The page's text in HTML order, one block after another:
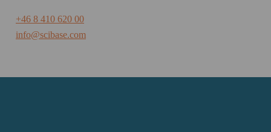
+46 8 410 620 00
info@scibase.com